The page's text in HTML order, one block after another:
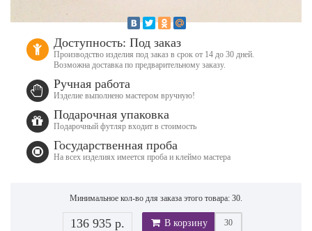
Доступность: Под заказ
Производство изделия под заказ в срок от 14 до 30 дней.
Возможна доставка по предварительному заказу.
Ручная работа
Изделие выполнено мастером вручную!
Подарочная упаковка
Подарочный футляр входит в стоимость
Государственная проба
На всех изделиях имеется проба и клеймо мастера
Минимальное кол-во для заказа этого товара: 30.
136 935 р. В корзину